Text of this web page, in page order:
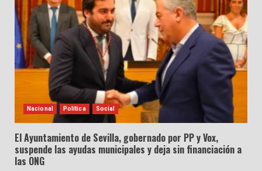
Nacional Política Social
El Ayuntamiento de Sevilla, gobernado por PP y Vox,
suspende las ayudas municipales y deja sin financiación a
las ONG